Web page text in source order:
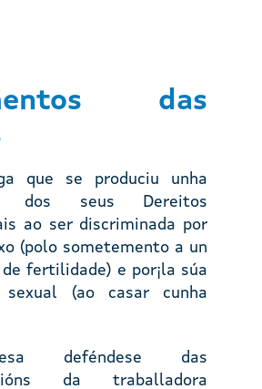
das
que se produciu unha
dos seus Dereitos
ao ser discriminada por
(polo sometemento a un
fertilidade) e por¡la súa
sexual (ao casar cunha
deféndese das
da traballadora